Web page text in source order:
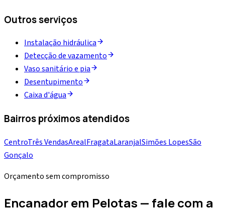
Outros serviços
Instalação hidráulica
Detecção de vazamento
Vaso sanitário e pia
Desentupimento
Caixa d'água
Bairros próximos atendidos
CentroTrês VendasArealFragataLaranjalSimões LopesSão
Gonçalo
Orçamento sem compromisso
Encanador em Pelotas — fale com a